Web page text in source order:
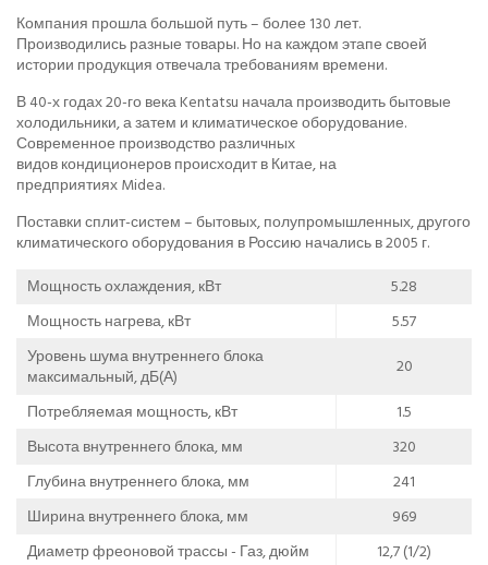
Компания прошла большой путь – более 130 лет.
Производились разные товары. Но на каждом этапе своей
истории продукция отвечала требованиям времени.
В 40-х годах 20-го века Kentatsu начала производить бытовые
холодильники, а затем и климатическое оборудование.
Современное производство различных
видов кондиционеров происходит в Китае, на
предприятиях Midea.
Поставки сплит-систем – бытовых, полупромышленных, другого
климатического оборудования в Россию начались в 2005 г.
Мощность охлаждения, кВт
5.28
Мощность нагрева, кВт
5.57
Уровень шума внутреннего блока
максимальный, дБ(А)
20
Потребляемая мощность, кВт
1.5
Высота внутреннего блока, мм
320
Глубина внутреннего блока, мм
241
Ширина внутреннего блока, мм
969
Диаметр фреоновой трассы - Газ, дюйм
12,7 (1/2)